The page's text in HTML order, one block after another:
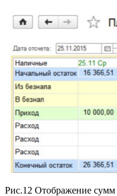
Рис.12 Отображение сумм